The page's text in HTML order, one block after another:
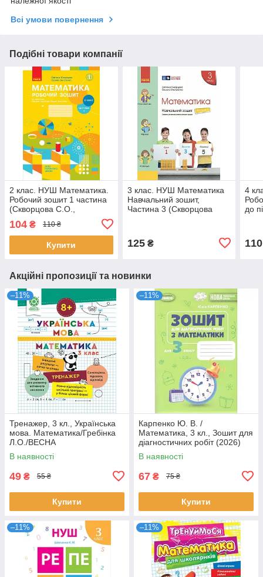
Всі умови повернення
Подібні товари компанії
2 клас. НУШ Математика.
Робочий зошит 1 частина
(Скворцова С.О.,
Онопрієнко О.В.), Ранок
104 ₴ 110 ₴
Купити
3 клас. НУШ Математика
Навчальний зошит,
Частина 3 (Скворцова
125₴
4
до
110
Акційні пропозиції та новинки
–11%
Тренажер, 3 кл., Українська
мова. Математика/Гребінка
Л.О./ВЕСНА
В наявності
49 ₴ 55 ₴
Купити
–11%
Карпенко Ю. В. /
Математика, 3 кл., Зошит для
діагностичних робіт (2026)
В наявності
67 ₴ 75 ₴
Купити
–11% –11%